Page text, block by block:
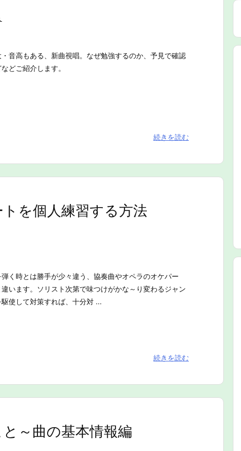
音高もある、新曲視唱。なぜ勉強するのか、予見で確認
どご紹介します。
続きを読む
を個人練習する方法
く時とは勝手が少々違う、協奏曲やオペラのオケパー
います。ソリスト次第で味つけがかな～り変わるジャン
使して対策すれば、十分対 ...
続きを読む
～曲の基本情報編